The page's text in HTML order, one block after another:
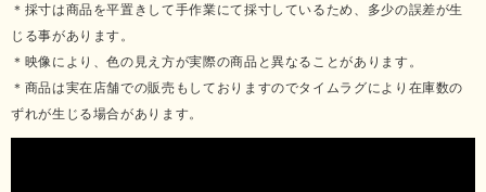
＊採寸は商品を平置きして手作業にて採寸しているため、多少の誤差が生
じる事があります。
＊映像により、色の見え方が実際の商品と異なることがあります。
＊商品は実在店舗での販売もしておりますのでタイムラグにより在庫数の
ずれが生じる場合があります。